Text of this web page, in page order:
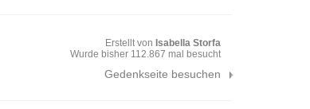
Erstellt von Isabella Storfa
Wurde bisher 112.867 mal besucht
Gedenkseite besuchen